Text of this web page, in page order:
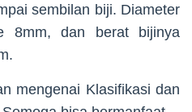
sembilan biji. Diameter
8mm, dan berat bijinya
mengenai Klasifikasi dan